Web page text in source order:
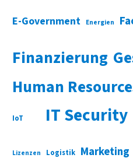
E-Government Energien
Finanzierung
Human
IoT IT Security
Lizenzen Logistik Marketing